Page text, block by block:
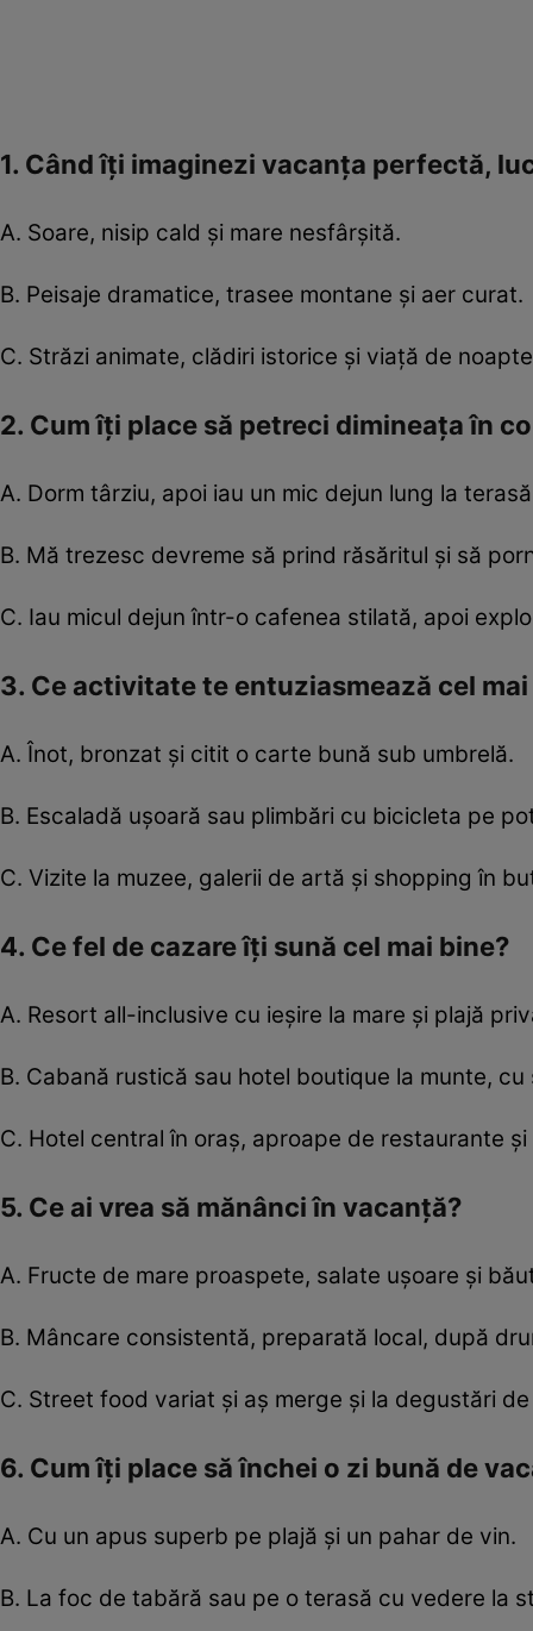
1. Când îți imaginezi vacanța perfectă,
A. Soare, nisip cald și mare nesfârșită.
B. Peisaje dramatice, trasee montane și aer curat.
C. Străzi animate, clădiri istorice și viață de
2. Cum îți place să petreci dimineața în
A. Dorm târziu, apoi iau un mic dejun lung la
B. Mă trezesc devreme să prind răsăritul și să
C. Iau micul dejun într-o cafenea stilată, apoi
3. Ce activitate te entuziasmează cel
A. Înot, bronzat și citit o carte bună sub umbrelă.
B. Escaladă ușoară sau plimbări cu bicicleta pe
C. Vizite la muzee, galerii de artă și shopping în
4. Ce fel de cazare îți sună cel mai bine?
A. Resort all-inclusive cu ieșire la mare și plajă
B. Cabană rustică sau hotel boutique la munte, cu
C. Hotel central în oraș, aproape de restaurante
5. Ce ai vrea să mănânci în vacanță?
A. Fructe de mare proaspete, salate ușoare și
B. Mâncare consistentă, preparată local, după
C. Street food variat și aș merge și la degustări
6. Cum îți place să închei o zi bună de
A. Cu un apus superb pe plajă și un pahar de vin.
B. La foc de tabără sau pe o terasă cu vedere la